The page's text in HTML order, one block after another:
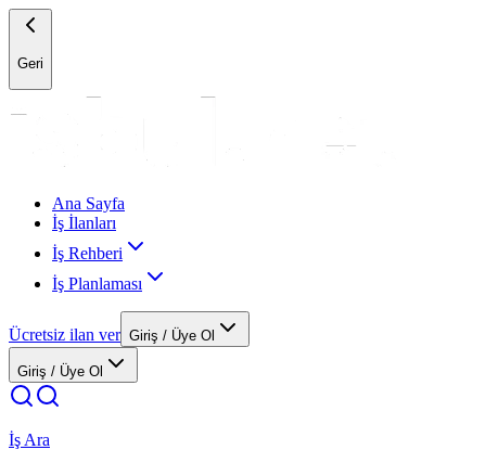
Geri
Ana Sayfa
İş İlanları
İş Rehberi
İş Planlaması
Ücretsiz ilan ver Giriş / Üye Ol
Giriş / Üye Ol
İş Ara